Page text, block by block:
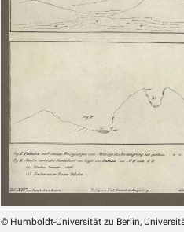
© Humboldt-Universität zu Berlin,